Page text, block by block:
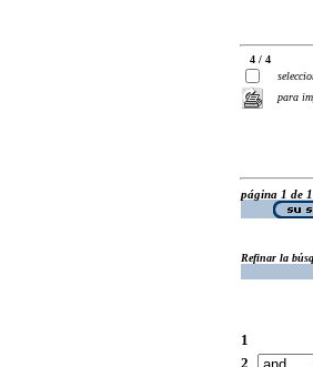
4 / 4
para
página 1 de 1
Refinar la
1
2